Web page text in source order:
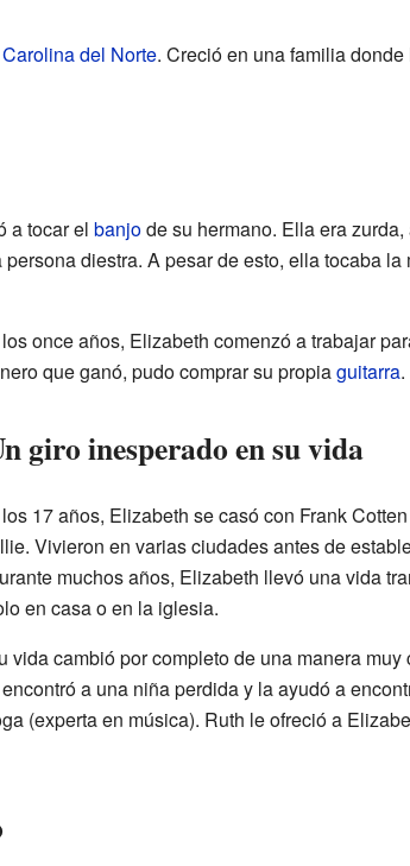
Carolina del Norte. Creció en una familia
a tocar el banjode su hermano. Ella era
diestra. A pesar de esto, ella tocaba
once años, Elizabeth comenzó a trabajar
que ganó, pudo comprar su propiaguitarra.
giro inesperado en su vida
17 años, Elizabeth se casó con Frank
Vivieron en varias ciudades antes de
muchos años, Elizabeth llevó una vida
en casa o en la iglesia.
vida cambió por completo de una manera
a una niña perdida y la ayudó a
(experta en música). Ruth le ofreció a